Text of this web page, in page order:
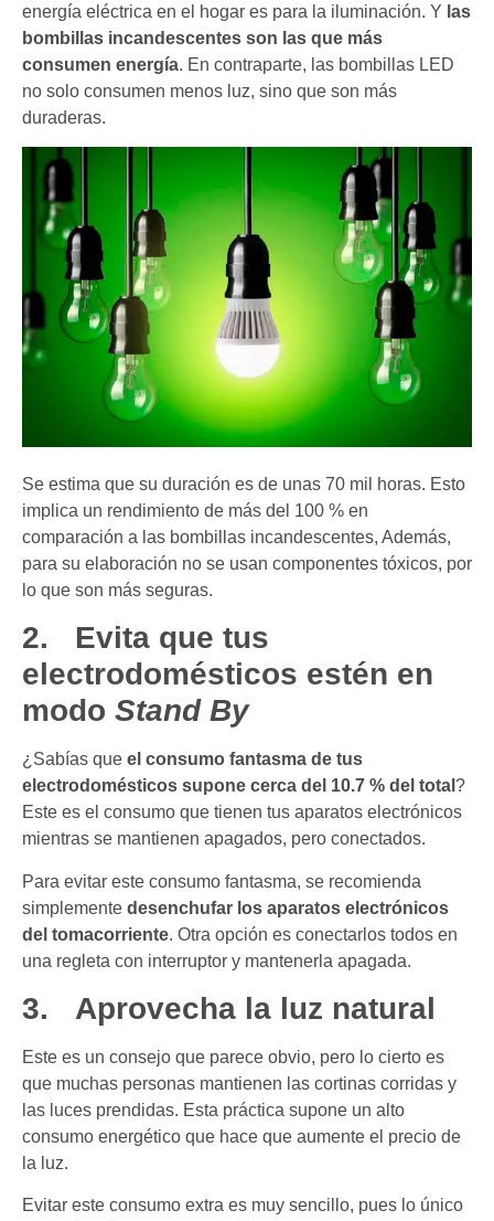
energía eléctrica en el hogar es para la iluminación. Y las
bombillas incandescentes son las que más
consumen energía. En contraparte, las bombillas LED
no solo consumen menos luz, sino que son más
duraderas.
Se estima que su duración es de unas 70 mil horas. Esto
implica un rendimiento de más del 100 % en
comparación a las bombillas incandescentes, Además,
para su elaboración no se usan componentes tóxicos, por
lo que son más seguras.
2.
Evita que tus
electrodomésticos estén en
modo Stand By
¿Sabías que el consumo fantasma de tus
electrodomésticos supone cerca del 10.7 % del total ?
Este es el consumo que tienen tus aparatos electrónicos
mientras se mantienen apagados, pero conectados.
Para evitar este consumo fantasma, se recomienda
simplemente desenchufar los aparatos electrónicos
del tomacorriente. Otra opción es conectarlos todos en
una regleta con interruptor y mantenerla apagada.
3. Aprovecha la luz natural
Este es un consejo que parece obvio, pero lo cierto es
que muchas personas mantienen las cortinas corridas y
las luces prendidas. Esta práctica supone un alto
consumo energético que hace que aumente el precio de
la luz.
Evitar este consumo extra es muy sencillo, pues lo único